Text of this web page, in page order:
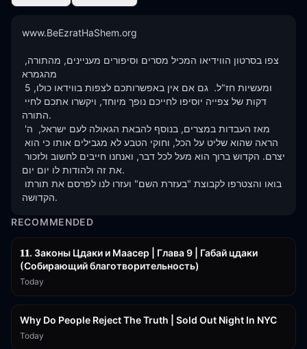
www.BeEzratHaShem.org
מהגמרא
התורה.
את זה ולהודות לו יום יום.
הקדושה.
RECOMMENDED
𝟏𝟏. Законы Цдаки и Маасер | Глава 9 | Габай цдаки
(Собирающий благотворительность)
Today
Why Do People Reject The Truth | Sold Out Night In NYC
Today